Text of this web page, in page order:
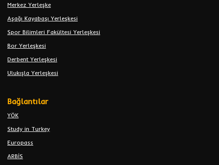
Merkez Yerleşke
Aşağı Kayabaşı Yerleşkesi
Spor Bilimleri Fakültesi Yerleşkesi
Bor Yerleşkesi
Derbent Yerleşkesi
Ulukışla Yerleşkesi
Bağlantılar
YÖK
Study in Turkey
Europass
ARBİS